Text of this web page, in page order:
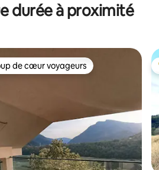
durée à proximité
de cœur voyageurs les plus appréciés
de cœur voyageurs